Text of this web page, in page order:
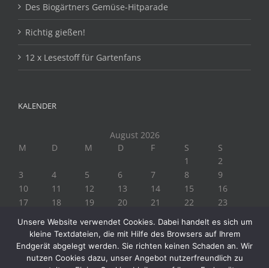
Des Biogärtners Gemüse-Hitparade
Richtig gießen!
12 x Lesestoff für Gartenfans
KALENDER
August 2026
M
D M D F S
S
1
2
3
4 5 6 7 8
9
10
11 12 13 14 15
16
17
18 19 20 21 22
23
« Juli
Unsere Website verwendet Cookies. Dabei handelt es sich um
kleine Textdateien, die mit Hilfe des Browsers auf Ihrem
Endgerät abgelegt werden. Sie richten keinen Schaden an. Wir
nutzen Cookies dazu, unser Angebot nutzerfreundlich zu